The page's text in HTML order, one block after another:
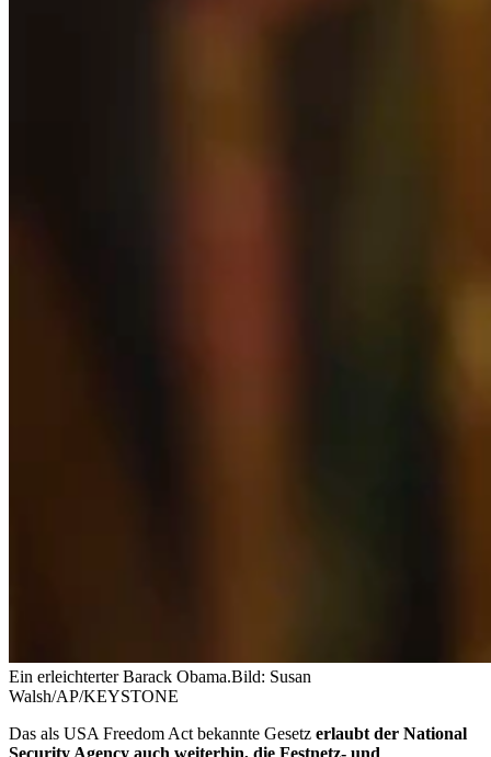
Ein erleichterter Barack Obama.Bild: Susan
Walsh/AP/KEYSTONE
Das als USA Freedom Act bekannte Gesetz erlaubt der National
Security Agency auch weiterhin, die Festnetz- und